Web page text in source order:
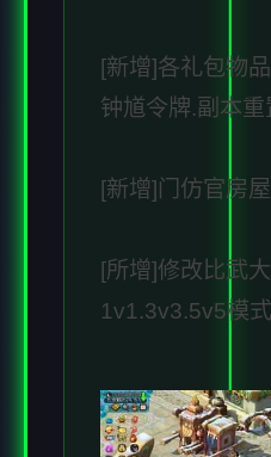
[新增]各礼包物
钟馗令牌.副本重
[新增]门仿官房
[所增]修改比武大
1v1.3v3.5v5模